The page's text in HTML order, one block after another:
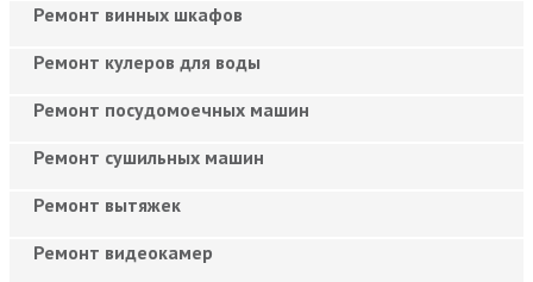
Ремонт винных шкафов
Ремонт кулеров для воды
Ремонт посудомоечных машин
Ремонт сушильных машин
Ремонт вытяжек
Ремонт видеокамер